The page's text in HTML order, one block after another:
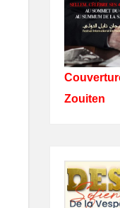
Zouiten